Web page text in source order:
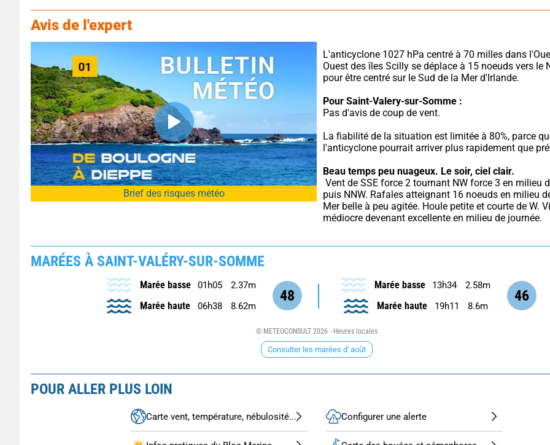
Avis de l'expert
Brief des risques météo
L'anticyclone 1027 hPa centré à 70 milles dans
Ouest des îles Scilly se déplace à 15 noeuds vers le
pour être centré sur le Sud de la Mer d'Irlande.
Pour Saint-Valery-sur-Somme :
Pas d'avis de coup de vent.
La fiabilité de la situation est limitée à 80%, parce
l'anticyclone pourrait arriver plus rapidement que
Beau temps peu nuageux. Le soir, ciel clair.
puis NNW. Rafales atteignant 16 noeuds en milieu
Mer belle à peu agitée. Houle petite et courte de W.
médiocre devenant excellente en milieu de journée.
MARÉES À SAINT-VALÉRY-SUR-SOMME
48
Marée basse 01h05 2.37m
Marée haute 06h38 8.62m
46
Marée basse 13h34 2.58m
Marée haute 19h11 8.6m
© METEOCONSULT 2026 - Heures locales
Consulter les marées d' août
POUR ALLER PLUS LOIN
Carte vent, température, nébulosité... Configurer une alerte